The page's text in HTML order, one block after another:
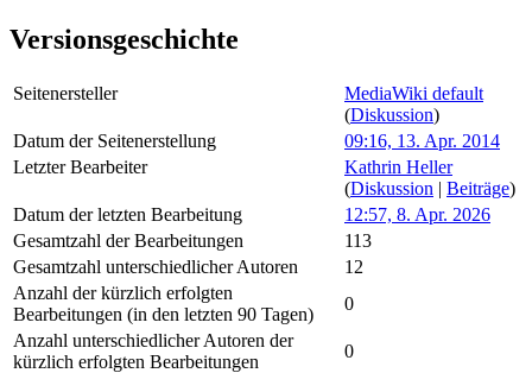
Versionsgeschichte
Seitenersteller
MediaWiki default
(Diskussion)
Datum der Seitenerstellung
09:16, 13. Apr. 2014
Letzter Bearbeiter
Kathrin Heller
(Diskussion | Beiträge)
Datum der letzten Bearbeitung
12:57, 8. Apr. 2026
Gesamtzahl der Bearbeitungen
113
Gesamtzahl unterschiedlicher Autoren
12
Anzahl der kürzlich erfolgten
Bearbeitungen (in den letzten 90 Tagen)
0
Anzahl unterschiedlicher Autoren der
kürzlich erfolgten Bearbeitungen
0